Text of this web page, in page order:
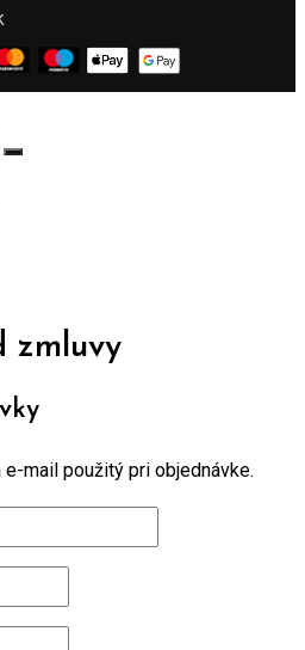
zmluvy
mail použitý pri objednávke.